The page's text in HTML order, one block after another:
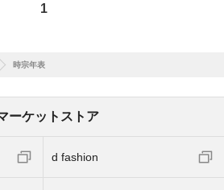
1
時宗年表
ーケットストア
d fashion